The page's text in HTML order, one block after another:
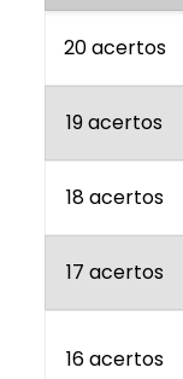
20 acertos
19 acertos
18 acertos
17 acertos
16 acertos